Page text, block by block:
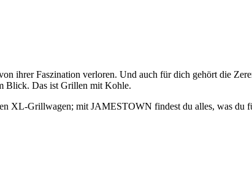
ihrer Faszination verloren. Und auch für dich gehört die
Blick. Das ist Grillen mit Kohle.
XL-Grillwagen; mit JAMESTOWN findest du alles, was du